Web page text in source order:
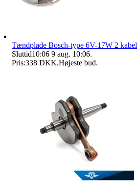
Tændplade Bosch-type 6V-17W 2 kabel
Sluttid10:06 9 aug. 10:06.
Pris:338 DKK,Højeste bud.